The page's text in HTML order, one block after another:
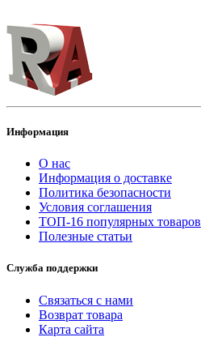
Информация
О нас
Информация о доставке
Политика безопасности
Условия соглашения
ТОП-16 популярных товаров
Полезные статьи
Служба поддержки
Связаться с нами
Возврат товара
Карта сайта